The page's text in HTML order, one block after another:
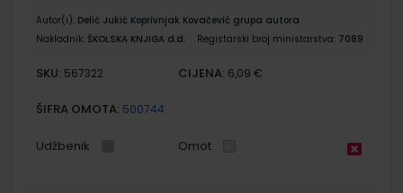
Autor(i): Delić Jukić Koprivnjak Kovačević grupa autora
Nakladnik: ŠKOLSKA KNJIGA d.d. Registarski broj ministarstva: 7089
SKU: 567322 CIJENA: 6,09 €
ŠIFRA OMOTA: 500744
Udžbenik Omot